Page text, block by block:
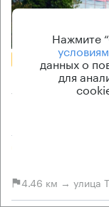
БЕЗ КОМИССИИ
Бизнес-центр
West Park
Москва,
4.46 км → улица
Нажмите
данных о
для